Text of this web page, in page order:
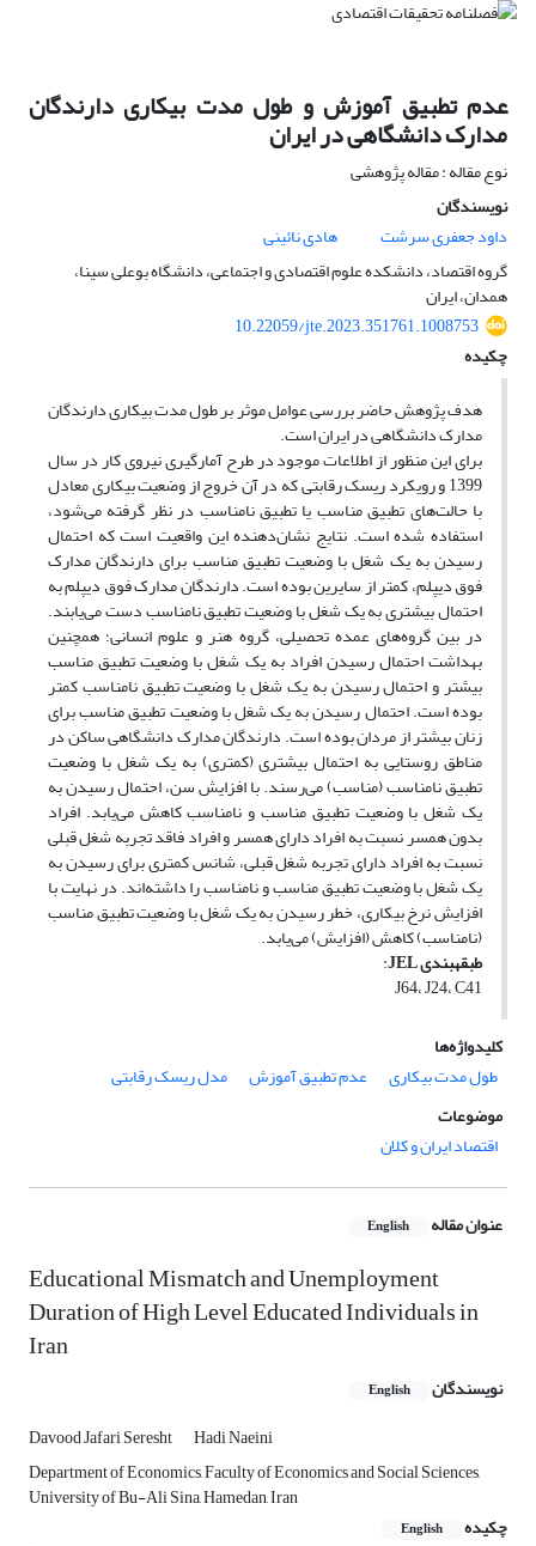
عدم تطبیق آموزش و طول مدت بیکاری دارندگان
مدارک دانشگاهی در ایران
نوع مقاله : مقاله پژوهشی
نویسندگان
داود جعفری سرشت
هادی نائینی
گروه اقتصاد، دانشکده علوم اقتصادی و اجتماعی، دانشگاه بوعلی سینا،
همدان، ایران
10.22059/jte.2023.351761.1008753
چکیده
هدف پژوهش حاضر بررسی عوامل موثر بر طول مدت بیکاری دارندگان
مدارک دانشگاهی در ایران است.
برای این منظور از اطلاعات موجود در طرح آمارگیری نیروی کار در سال
1399 و رویکرد ریسک رقابتی که در آن خروج از وضعیت بیکاری معادل
با حالت‌های تطبیق مناسب یا تطبیق نامناسب در نظر گرفته می‌شود،
استفاده شده است. نتایج نشان‌دهنده این واقعیت است که احتمال
رسیدن به یک شغل با وضعیت تطبیق مناسب برای دارندگان مدارک
فوق دیپلم، کمتر از سایرین بوده است. دارندگان مدارک فوق دیپلم به
احتمال بیشتری به یک شغل با وضعیت تطبیق نامناسب دست می‌یابند.
در بین گروه‌های عمده تحصیلی، گروه هنر و علوم انسانی؛ همچنین
بهداشت احتمال رسیدن افراد به یک شغل با وضعیت تطبیق مناسب
بیشتر و احتمال رسیدن به یک شغل با وضعیت تطبیق نامناسب کمتر
بوده است. احتمال رسیدن به یک شغل با وضعیت تطبیق مناسب برای
زنان بیشتر از مردان بوده است. دارندگان مدارک دانشگاهی ساکن در
مناطق روستایی به احتمال بیشتری (کمتری) به یک شغل با وضعیت
تطبیق نامناسب (مناسب) می‌رسند. با افزایش سن، احتمال رسیدن به
یک شغل با وضعیت تطبیق مناسب و نامناسب کاهش می‌یابد. افراد
بدون همسر نسبت به افراد دارای همسر و افراد فاقد تجربه شغل قبلی
نسبت به افراد دارای تجربه شغل قبلی، شانس کمتری برای رسیدن به
یک شغل با وضعیت تطبیق مناسب و نامناسب را داشته‌اند. در نهایت با
افزایش نرخ بیکاری، خطر رسیدن به یک شغل با وضعیت تطبیق مناسب
(نامناسب) کاهش (افزایش) می‌یابد.
طبقهبندیJEL
:
J64، J24، C41
کلیدواژه‌ها
طول مدت بیکاری
عدم تطبیق آموزش
مدل ریسک رقابتی
موضوعات
اقتصاد ایران و کلان
عنوان مقاله English
Educational Mismatch and Unemployment
Duration of High Level Educated Individuals in
Iran
نویسندگان English
Davood Jafari Seresht
Hadi Naeini
Department of Economics, Faculty of Economics and Social Sciences,
University of Bu-Ali Sina, Hamedan, Iran
چکیده
English